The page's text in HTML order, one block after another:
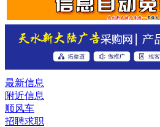
最新信息
附近信息
顺风车
招聘求职